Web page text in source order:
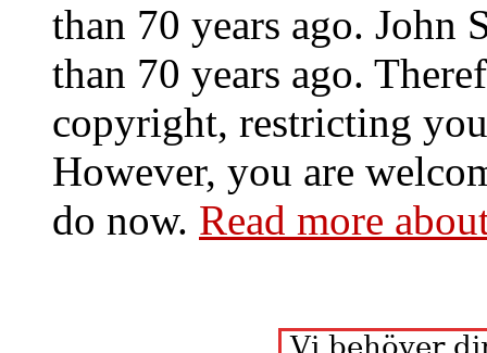
than 70 years ago. John
than 70 years ago.
copyright, restricting
However, you are
do now. Read more